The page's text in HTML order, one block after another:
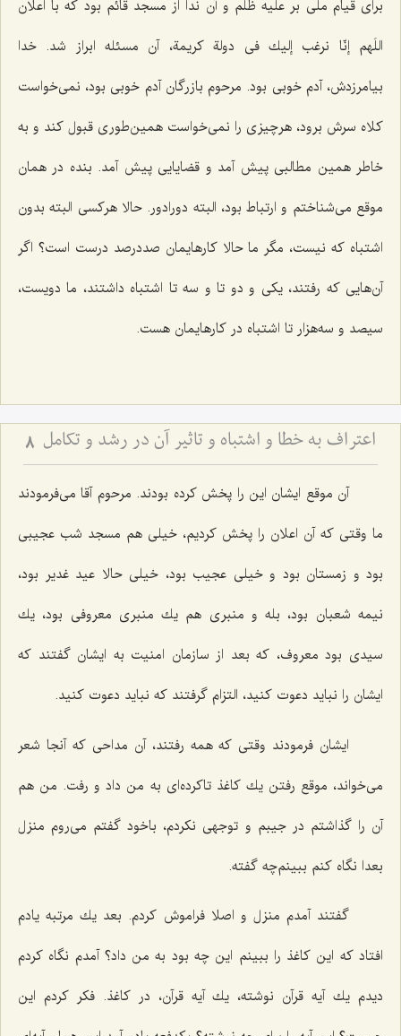
برای قیام ملی بر علیه ظلم و آن ندا از مسجد قائم بود كه با اعلان
اللَهم إنّا نرغب إلیك فی دولة كریمة، آن مسئله ابراز شد. خدا
بیامرزدش، آدم خوبی بود. مرحوم بازرگان آدم خوبی بود، نمی‌خواست
كلاه سرش برود، هرچیزی را نمی‌خواست همین‌طوری قبول كند و به
خاطر همین مطالبی پیش آمد و قضایایی پیش آمد. بنده در همان
موقع می‌شناختم و ارتباط بود، البته دورادور. حالا هركسی البته بدون
اشتباه كه نیست، مگر ما حالا كارهایمان صددرصد درست است؟ اگر
آن‌هایی كه رفتند، یكی و دو تا و سه تا اشتباه داشتند، ما دویست،
سیصد و سه‌هزار تا اشتباه در كارهایمان هست.
اعتراف به خطا و اشتباه و تاثیر آن در رشد و تکامل 8
آن موقع ایشان این را پخش كرده بودند. مرحوم آقا می‌فرمودند
ما وقتی كه آن اعلان را پخش كردیم، خیلی هم مسجد شب عجیبی
بود و زمستان بود و خیلی عجیب بود، خیلی حالا عید غدیر بود،
نیمه شعبان بود، بله و منبری هم یك منبری معروفی بود، یك
سیدی بود معروف، كه بعد از سازمان امنیت به ایشان گفتند كه
ایشان را نباید دعوت كنید، التزام گرفتند كه نباید دعوت كنید.
ایشان فرمودند وقتی كه همه رفتند، آن مداحی كه آنجا شعر
می‌خواند، موقع رفتن یك كاغذ تاكرده‌ای به من داد و رفت. من هم
آن را گذاشتم در جیبم و توجهی نكردم، باخود گفتم می‌روم منزل
بعدا نگاه كنم ببینم‌چه گفته.
گفتند آمدم منزل و اصلا فراموش كردم. بعد یك مرتبه یادم
افتاد كه این كاغذ را ببینم این چه بود به من داد؟ آمدم نگاه كردم
دیدم یك آیه قرآن نوشته، یك آیه قرآن، در كاغذ. فكر كردم این